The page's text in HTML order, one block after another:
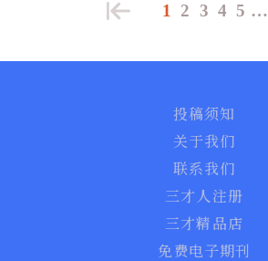
1 2 3 4 5 …
投稿须知
关于我们
联系我们
三才人注册
三才精品店
免费电子期刊